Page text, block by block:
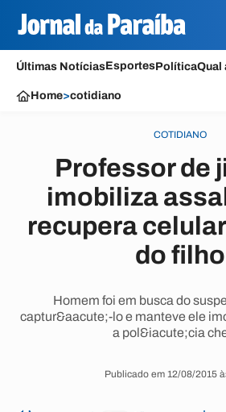
Últimas NotíciasEsportesPolíticaQual
Home>cotidiano
COTIDIANO
Professor de
imobiliza
recupera
do filho
Homem foi em busca do
captur&aacute;-lo e manteve ele
a pol&iacute;cia
Publicado em 12/08/2015